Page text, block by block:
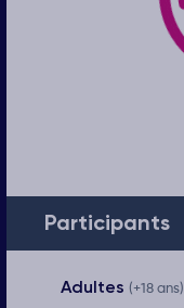
Participants
Adultes (+18 ans)